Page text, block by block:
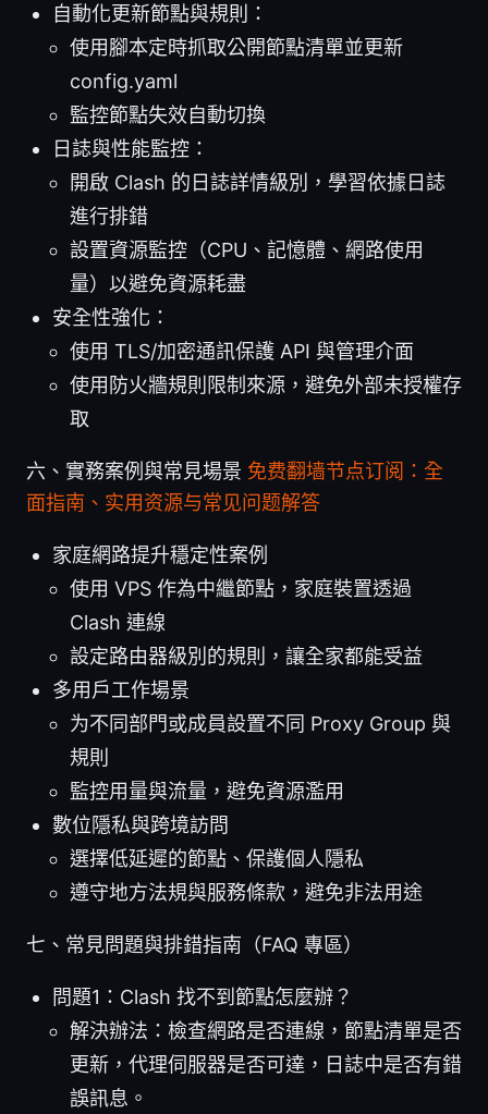
自動化更新節點與規則：
使用腳本定時抓取公開節點清單並更新
config.yaml
監控節點失效自動切換
日誌與性能監控：
開啟 Clash 的日誌詳情級別，學習依據日誌
進行排錯
設置資源監控（CPU、記憶體、網路使用
量）以避免資源耗盡
安全性強化：
使用 TLS/加密通訊保護 API 與管理介面
使用防火牆規則限制來源，避免外部未授權存
取
六、實務案例與常見場景 免费翻墙节点订阅：全
面指南、实用资源与常见问题解答
家庭網路提升穩定性案例
使用 VPS 作為中繼節點，家庭裝置透過
Clash 連線
設定路由器級別的規則，讓全家都能受益
多用戶工作場景
为不同部門或成員設置不同 Proxy Group 與
規則
監控用量與流量，避免資源濫用
數位隱私與跨境訪問
選擇低延遲的節點、保護個人隱私
遵守地方法規與服務條款，避免非法用途
七、常見問題與排錯指南（FAQ 專區）
問題1：Clash 找不到節點怎麼辦？
解決辦法：檢查網路是否連線，節點清單是否
更新，代理伺服器是否可達，日誌中是否有錯
誤訊息。